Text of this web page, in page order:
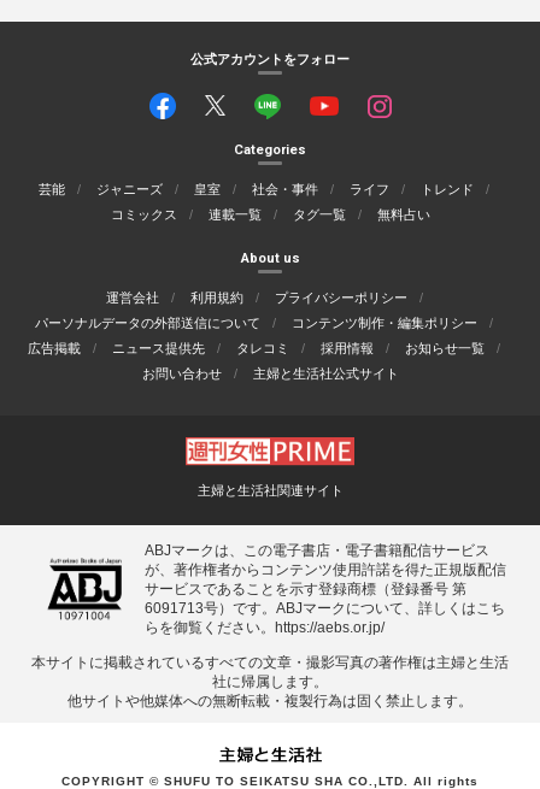
公式アカウントをフォロー
Categories
芸能 ジャニーズ 皇室 社会・事件 ライフ
トレンド
コミックス
連載一覧 タグ一覧 無料占い
About us
運営会社 利用規約
プライバシーポリシー
パーソナルデータの外部送信について
コンテンツ制作・編集ポリシー
広告掲載
ニュース提供先 タレコミ 採用情報
お知らせ一覧
お問い合わせ
主婦と生活社公式サイト
主婦と生活社関連サイト
ABJマークは、この電子書店・電子書籍配信サービス
が、著作権者からコンテンツ使用許諾を得た正規版配信
サービスであることを示す登録商標（登録番号 第
6091713号）です。ABJマークについて、詳しくはこち
らを御覧ください。
https://aebs.or.jp/
本サイトに掲載されているすべての⽂章・撮影写真の著作権は主婦と⽣活
社に帰属します。
他サイトや他媒体への無断転載・複製⾏為は固く禁⽌します。
COPYRIGHT © SHUFU TO SEIKATSU SHA CO.,LTD. All rights